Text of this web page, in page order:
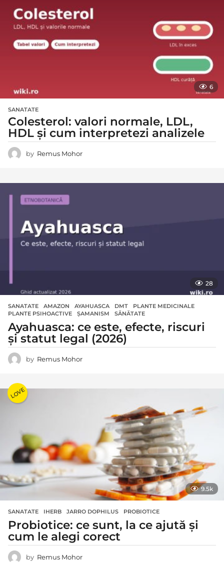
6
SANATATE
Colesterol: valori normale, LDL,
HDL și cum interpretezi analizele
by Remus Mohor
28
SANATATE AMAZON ,AYAHUASCA ,DMT ,PLANTE MEDICINALE
PLANTE PSIHOACTIVE
,ȘAMANISM ,SĂNĂTATE
Ayahuasca: ce este, efecte, riscuri
și statut legal (2026)
by Remus Mohor
LOVE
9.5k
SANATATE IHERB ,JARRO DOPHILUS ,PROBIOTICE
Probiotice: ce sunt, la ce ajută și
cum le alegi corect
by Remus Mohor